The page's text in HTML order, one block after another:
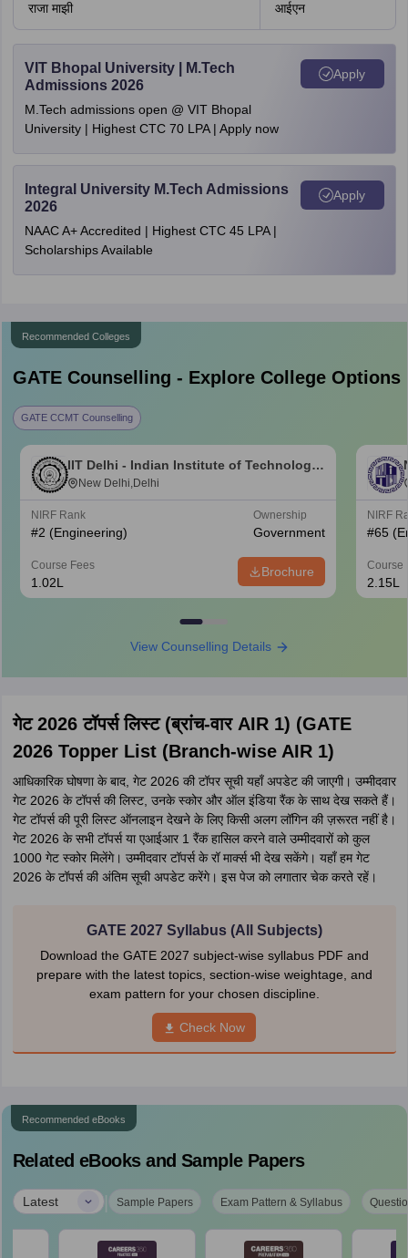
राजा माझी आईएन
VIT Bhopal University | M.Tech
Admissions 2026
M.Tech admissions open @ VIT Bhopal
University | Highest CTC 70 LPA | Apply now
Apply
Integral University M.Tech Admissions
2026
NAAC A+ Accredited | Highest CTC 45 LPA |
Scholarships Available
Apply
Recommended Colleges
GATECounselling - Explore College Options
GATE CCMT Counselling
IIT Delhi - Indian Institute of Technology
Delhi
New Delhi,Delhi
NIRF Rank
#2 (Engineering)
Ownership
Government
Course Fees
1.02L
Brochure
NIRF
#65
Course
2.15L
View Counselling Details
गेट 2026 टॉपर्स लिस्ट (ब्रांच-वार AIR 1) (GATE
2026 Topper List (Branch-wise AIR 1)
आधिकारिक घोषणा के बाद, गेट 2026 की टॉपर सूची यहाँ अपडेट की जाएगी। उम्मीदवार
गेट 2026 के टॉपर्स की लिस्ट, उनके स्कोर और ऑल इंडिया रैंक के साथ देख सकते हैं।
गेट टॉपर्स की पूरी लिस्ट ऑनलाइन देखने के लिए किसी अलग लॉगिन की ज़रूरत नहीं है।
गेट 2026 के सभी टॉपर्स या एआईआर 1 रैंक हासिल करने वाले उम्मीदवारों को कुल
1000 गेट स्कोर मिलेंगे। उम्मीदवार टॉपर्स के रॉ मार्क्स भी देख सकेंगे। यहाँ हम गेट
2026 के टॉपर्स की अंतिम सूची अपडेट करेंगे। इस पेज को लगातार चेक करते रहें।
GATE 2027 Syllabus (All Subjects)
Download the GATE 2027 subject-wise syllabus PDF and
prepare with the latest topics, section-wise weightage, and
exam pattern for your chosen discipline.
Check Now
Recommended eBooks
Related eBooks and Sample Papers
Latest | Sample Papers Exam Pattern & Syllabus